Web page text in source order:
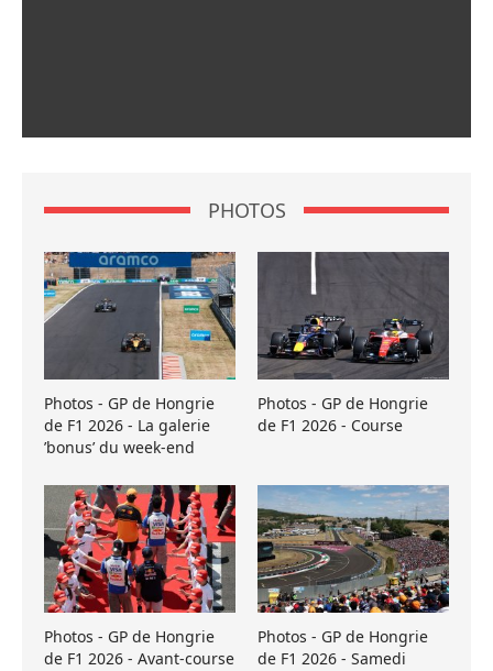
PHOTOS
Photos - GP de Hongrie
de F1 2026 - La galerie
’bonus’ du week-end
Photos - GP de Hongrie
de F1 2026 - Course
Photos - GP de Hongrie
de F1 2026 - Avant-course
Photos - GP de Hongrie
de F1 2026 - Samedi